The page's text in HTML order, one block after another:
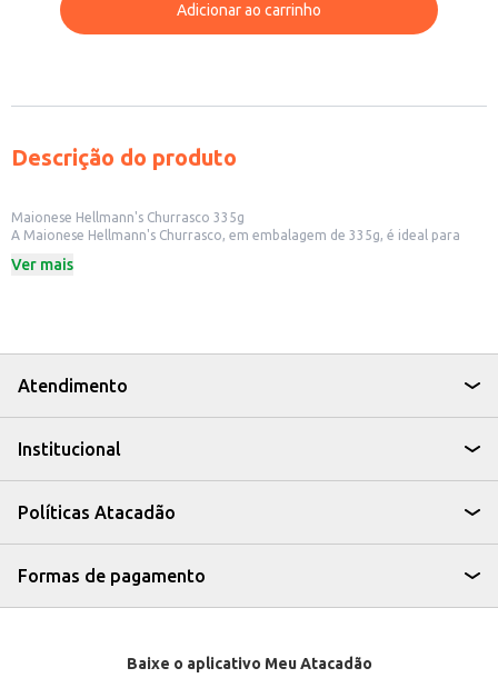
Adicionar ao carrinho
Descrição do produto
Maionese Hellmann's Churrasco 335g
A Maionese Hellmann's Churrasco, em embalagem de 335g, é ideal para
Perfeita para quem aprecia o sabor do churrasco, ela adiciona um toque
Pode ser utilizada como base para molhos e dips.
Uma ótima opção para incrementar saladas e dar um sabor diferenciado.
A Maionese Hellmann's Churrasco é uma escolha prática e saborosa para
Ver mais
Atendimento
Institucional
Políticas Atacadão
Formas de pagamento
Baixe o aplicativo Meu Atacadão